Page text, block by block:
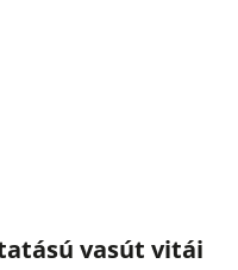
vasút vitái